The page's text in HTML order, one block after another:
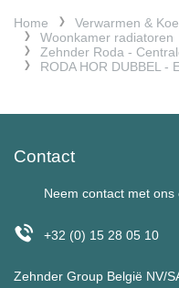
Home Verwarmen &
Woonkamer radiatoren
Zehnder Roda -
RODA HOR DUBBEL -
Contact
Neem contact met ons
+32 (0) 15 28 05 10
Zehnder Group België NV/